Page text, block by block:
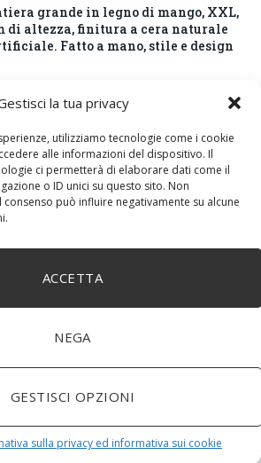
la tua privacy
utilizziamo tecnologie come i cookie
alle informazioni del dispositivo. Il
ci permetterà di elaborare dati come il
o ID unici su questo sito. Non
può influire negativamente su alcune
ACCETTA
NEGA
GESTISCI OPZIONI
sulla privacy ed informativa sui cookie
grande in legno di mango, XXL,
di altezza, finitura a cera naturale
Fatto a mano, stile e design
di Succo Manuale per Le Erbe di
Verdura Estrattore di Succo